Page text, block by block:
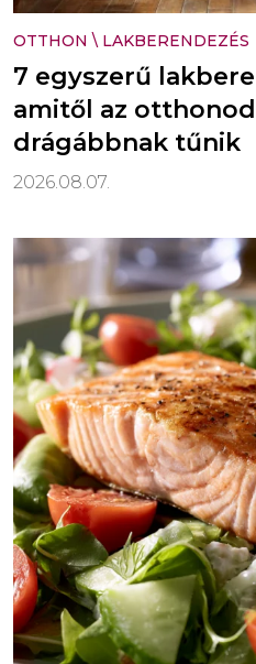
OTTHON \ LAKBERENDEZÉS
7 egyszerű
amitől az otthonod
drágábbnak tűnik
2026.08.07.